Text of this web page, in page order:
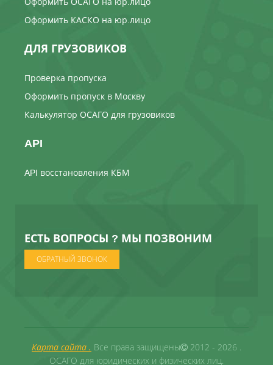
Оформить КАСКО на юр.лицо
ДЛЯ ГРУЗОВИКОВ
Проверка пропуска
Оформить пропуск в Москву
Калькулятор ОСАГО для грузовиков
API
API восстановления КБМ
ЕСТЬ ВОПРОСЫ ? МЫ ПОЗВОНИМ
ОБРАТНЫЙ ЗВОНОК
Карта сайта . Все права защищены
2012 - 2026 .
ОСАГО для юридических и физических лиц.